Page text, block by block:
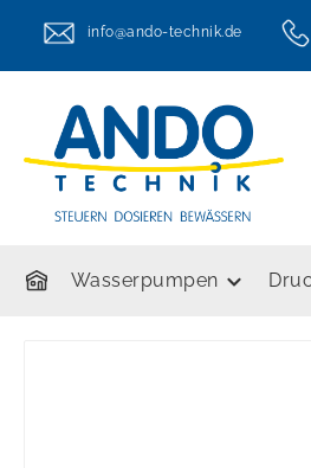
Zur Hauptnavigation
info@ando-technik.de
twt.header.serviceHotlineText
Wasserpumpen